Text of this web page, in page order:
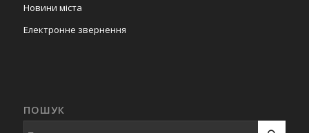
Новини міста
Електронне звернення
ПОШУК